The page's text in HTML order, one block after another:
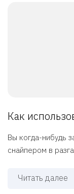
Как
Вы когда-нибудь
снайпером в
Читать далее